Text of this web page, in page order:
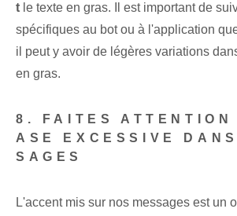
t le texte en gras. Il est important de
spécifiques au bot ou à l'application
il peut y avoir de légères variations
en gras.
8. FAITES ATTENTION
ASE EXCESSIVE
SAGES
L'accent mis sur nos messages est un